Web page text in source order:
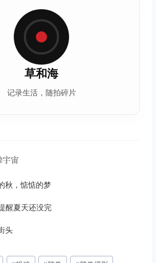
草和海
记录生活，随拍碎片
宙
秋，惦惦的梦
醒夏天还没完
头